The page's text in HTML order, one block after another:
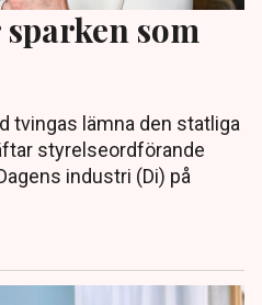
som
tvingas lämna den statliga
styrelseordförande
industri (Di) på